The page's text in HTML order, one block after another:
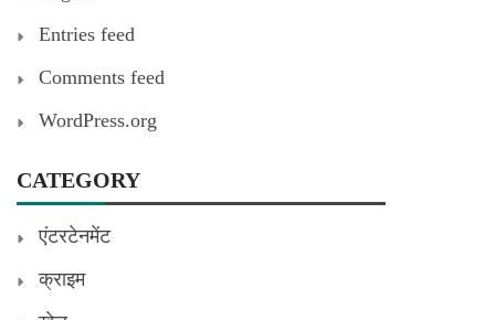
Entries feed
Comments feed
WordPress.org
CATEGORY
एंटरटेनमेंट
क्राइम